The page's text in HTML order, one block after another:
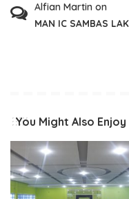
Alfian Martin on
MAN IC SAMBAS
You Might Also Enjoy